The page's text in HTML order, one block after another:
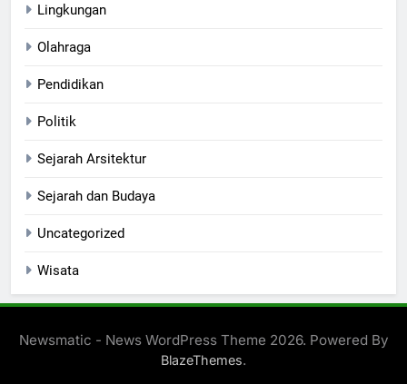
Lingkungan
Olahraga
Pendidikan
Politik
Sejarah Arsitektur
Sejarah dan Budaya
Uncategorized
Wisata
Newsmatic - News WordPress Theme 2026. Powered By
BlazeThemes.